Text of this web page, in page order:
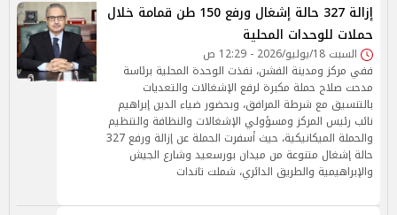
إزالة 327 حالة إشغال ورفع 150 طن قمامة خلال
حملات للوحدات المحلية
السبت 18/يوليو/2026 - 12:29 ص
ففي مركز ومدينة الفشن، نفذت الوحدة المحلية برئاسة
مدحت صلاح حملة مكبرة لرفع الإشغالات والتعديات
بالتنسيق مع شرطة المرافق، وبحضور ضياء الدين إبراهيم
نائب رئيس المركز ومسؤولي الإشغالات والنظافة والتنظيم
والحملة الميكانيكية، حيث أسفرت الحملة عن إزالة ورفع 327
حالة إشغال متنوعة من ميدان بورسعيد وشارع الجيش
والإبراهيمية والطريق الدائري، شملت تاندات